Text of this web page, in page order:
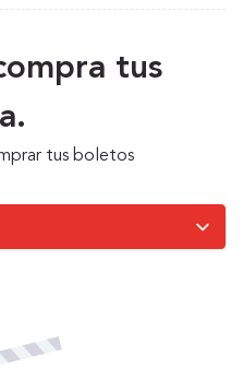
tus
tus boletos